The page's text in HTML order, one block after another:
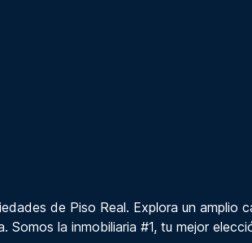
de Piso Real. Explora un amplio
Somos la inmobiliaria #1, tu mejor